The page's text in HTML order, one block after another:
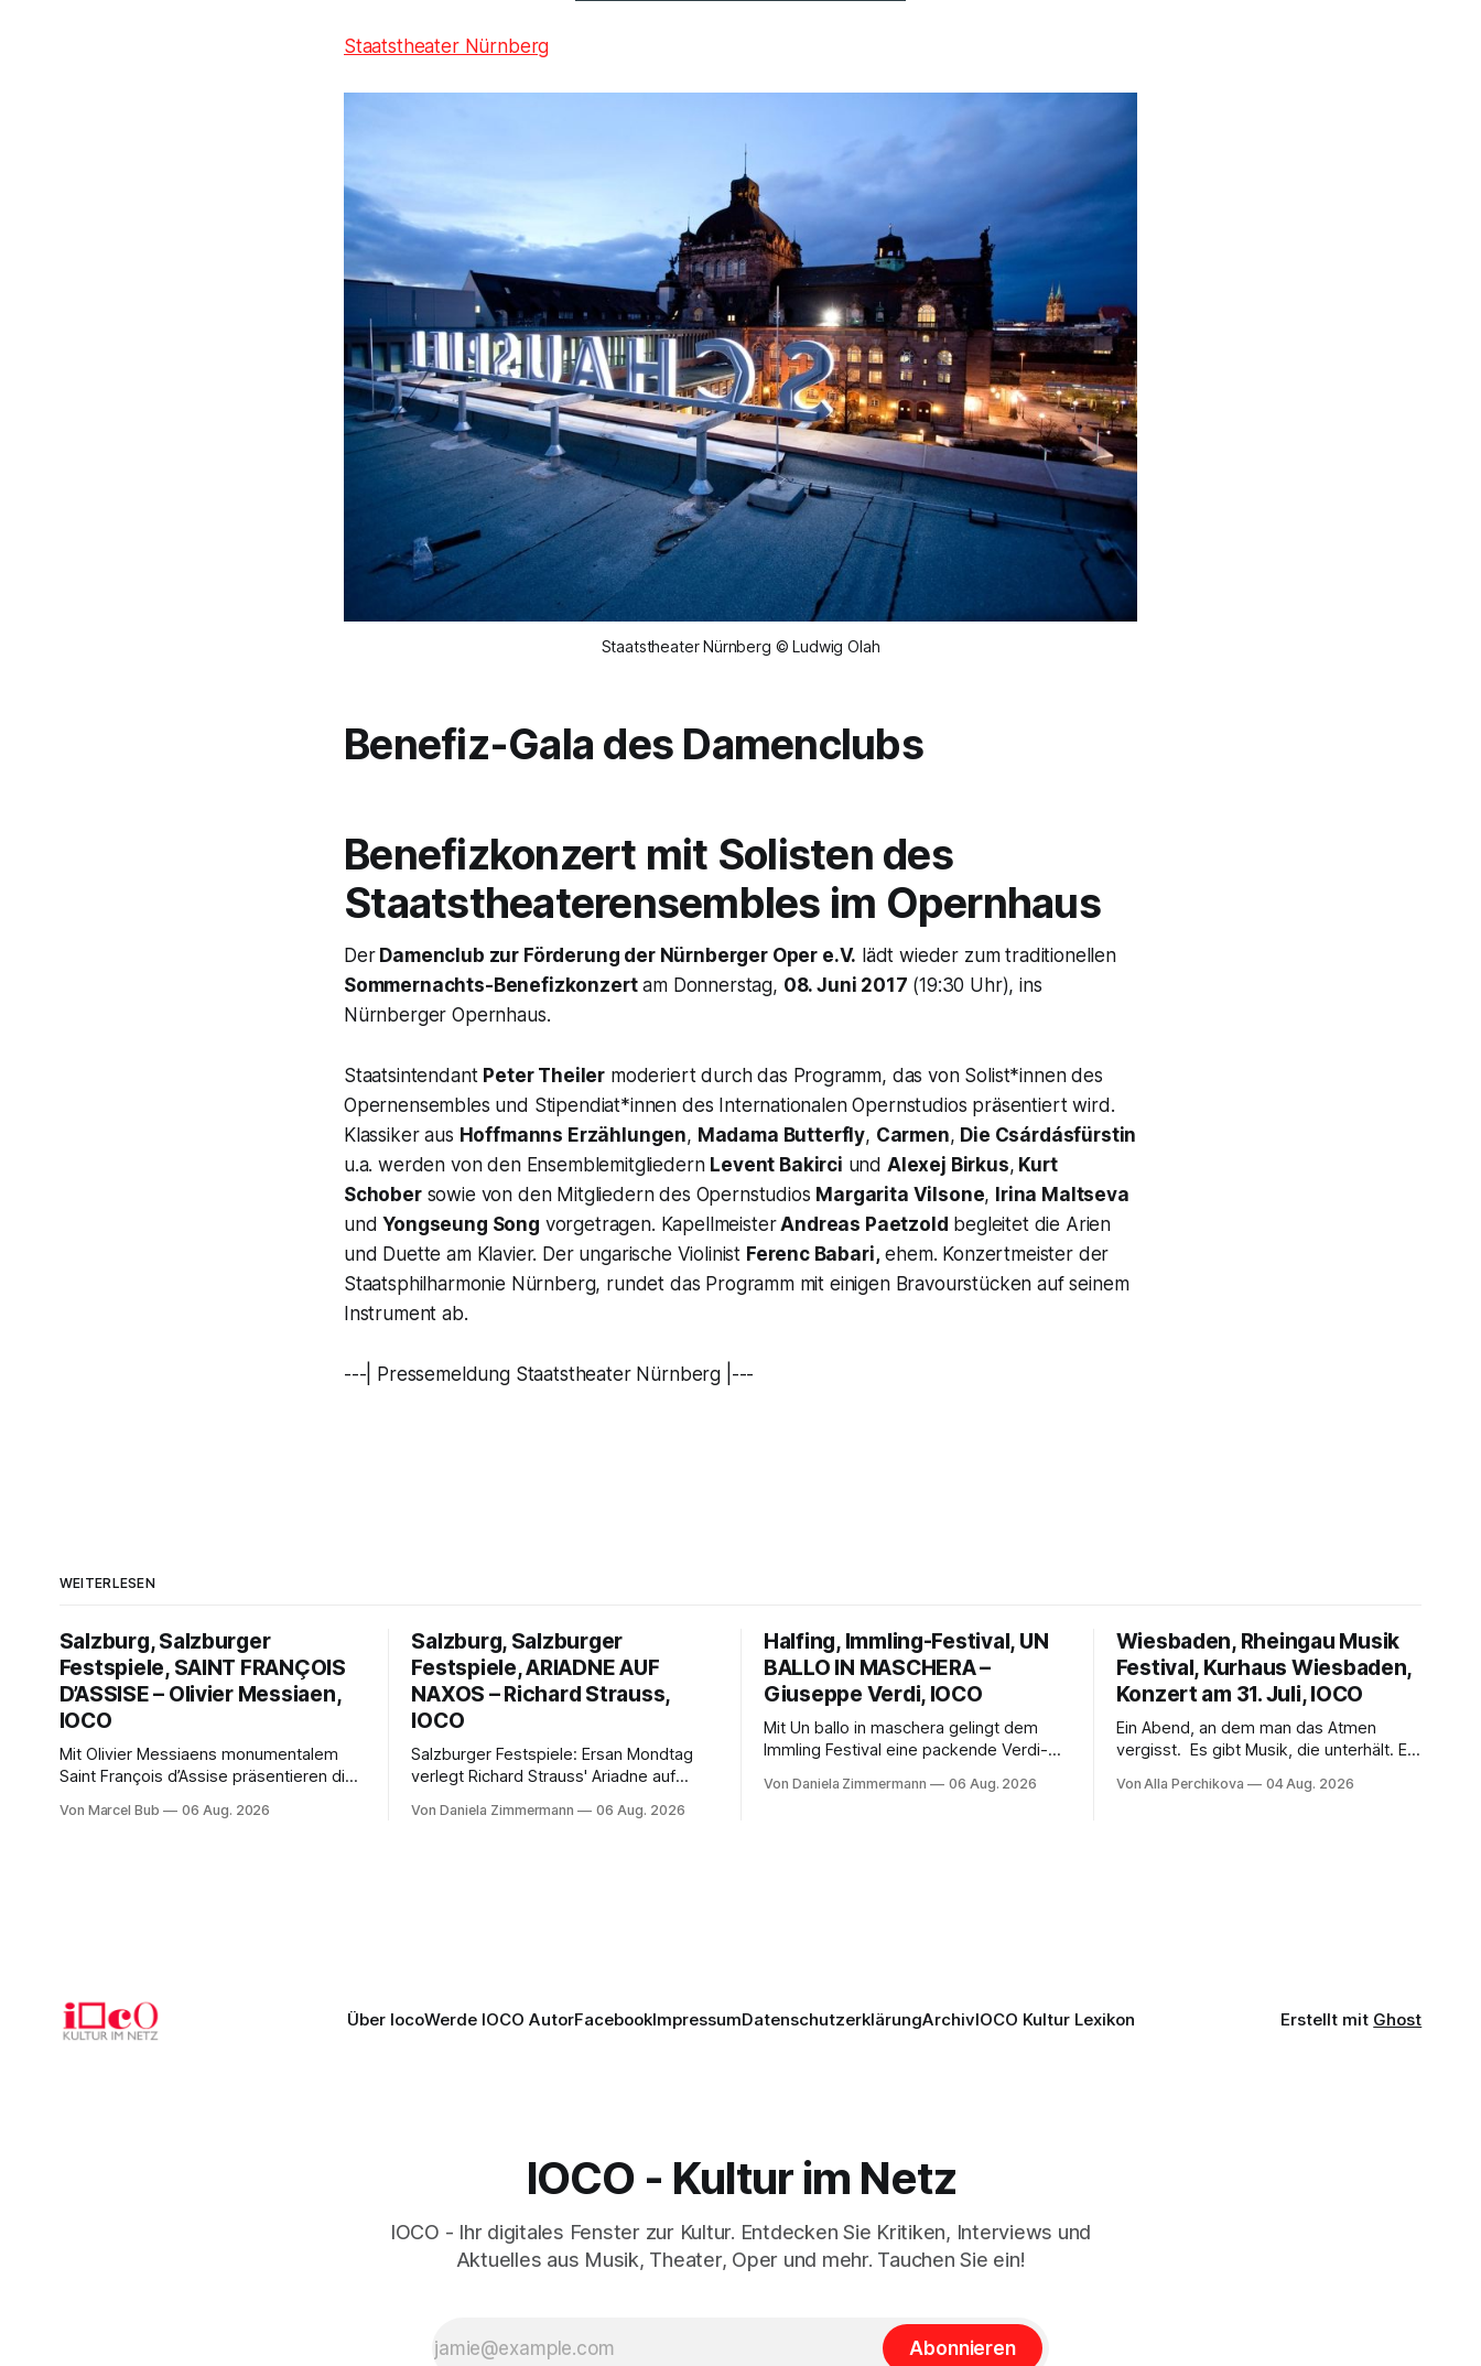
Staatstheater Nürnberg
Staatstheater Nürnberg © Ludwig Olah
Benefiz-Gala des Damenclubs
Benefizkonzert mit Solisten des
Staatstheaterensembles im Opernhaus
DerDamenclub zur Förderung der Nürnberger Oper e.V. lädt wieder zum traditionellen
Sommernachts-Benefizkonzertam Donnerstag, 08. Juni 2017 (19:30 Uhr), ins
Nürnberger Opernhaus.
Staatsintendant Peter Theiler moderiert durch das Programm, das von Solist*innen des
Opernensembles und Stipendiat*innen des Internationalen Opernstudios präsentiert wird.
Klassiker aus Hoffmanns Erzählungen, Madama Butterfly, Carmen, Die Csárdásfürstin
u.a. werden von den Ensemblemitgliedern Levent Bakirci und Alexej Birkus, Kurt
Schobersowie von den Mitgliedern des Opernstudios Margarita Vilsone, Irina Maltseva
undYongseung Song vorgetragen. KapellmeisterAndreas Paetzold begleitet die Arien
und Duette am Klavier. Der ungarische Violinist Ferenc Babari,ehem. Konzertmeister der
Staatsphilharmonie Nürnberg, rundet das Programm mit einigen Bravourstücken auf seinem
Instrument ab.
---| Pressemeldung Staatstheater Nürnberg |---
WEITERLESEN
Salzburg, Salzburger
Festspiele, SAINT FRANÇOIS
D’ASSISE – Olivier Messiaen,
IOCO
Mit Olivier Messiaens monumentalem
Saint François d’Assise präsentieren die
außergewöhnlichen Opernabend.
Von Marcel Bub 06 Aug. 2026
Salzburg, Salzburger
Festspiele, ARIADNE AUF
NAXOS – Richard Strauss,
IOCO
Salzburger Festspiele: Ersan Mondtag
verlegt Richard Strauss' Ariadne auf
Science-Fiction mit Opernklassik.
Von Daniela Zimmermann 06 Aug. 2026
Halfing, Immling-Festival, UN
BALLO IN MASCHERA –
Giuseppe Verdi, IOCO
Mit Un ballo in maschera gelingt dem
Immling Festival eine packende Verdi-
Wirklichkeit. Verena von Kerssenbrock
Von Daniela Zimmermann 06 Aug. 2026
Wiesbaden, Rheingau Musik
Festival, Kurhaus Wiesbaden,
Konzert am 31. Juli, IOCO
Ein Abend, an dem man das Atmen
vergisst. Es gibt Musik, die unterhält. Es
Musik, nach der man minutenlang kein
Von Alla Perchikova 04 Aug. 2026
Über IocoWerde IOCO AutorFacebookImpressumDatenschutzerklärungArchivIOCO Kultur Lexikon Erstellt mit Ghost
IOCO - Kultur im Netz
IOCO - Ihr digitales Fenster zur Kultur. Entdecken Sie Kritiken, Interviews und
Aktuelles aus Musik, Theater, Oper und mehr. Tauchen Sie ein!
Abonnieren